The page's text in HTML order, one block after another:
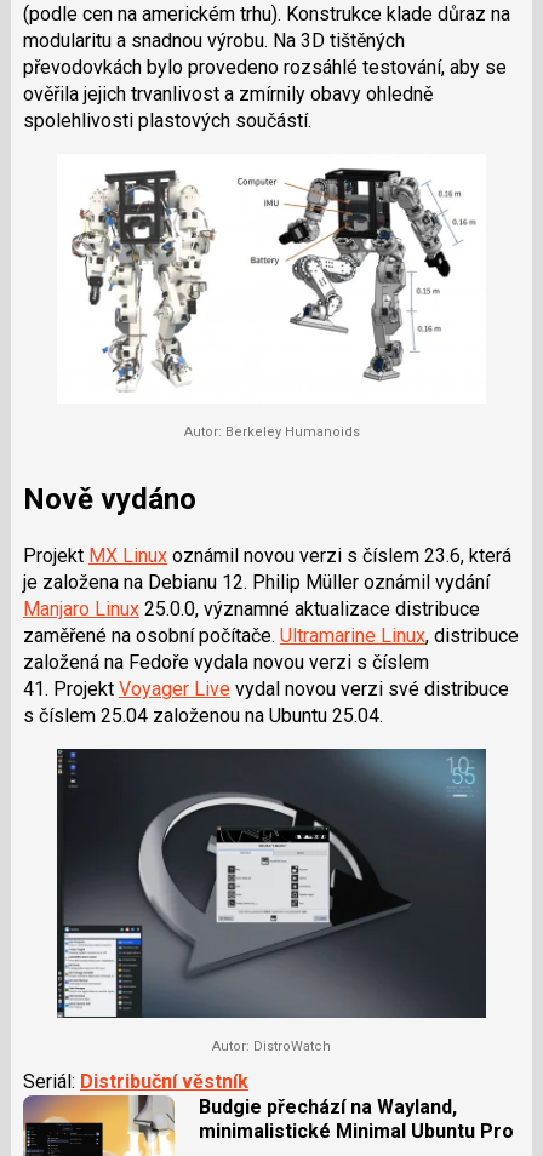
(podle cen na americkém trhu). Konstrukce klade důraz na
modularitu a snadnou výrobu. Na 3D tištěných
převodovkách bylo provedeno rozsáhlé testování, aby se
ověřila jejich trvanlivost a zmírnily obavy ohledně
spolehlivosti plastových součástí.
Autor: Berkeley Humanoids
Nově vydáno
Projekt MX Linuxoznámil novou verzi s číslem 23.6, která
je založena na Debianu 12. Philip Müller oznámil vydání
Manjaro Linux25.0.0, významné aktualizace distribuce
zaměřené na osobní počítače. Ultramarine Linux, distribuce
založená na Fedoře vydala novou verzi s číslem
41. Projekt Voyager Livevydal novou verzi své distribuce
s číslem 25.04 založenou na Ubuntu 25.04.
Autor: DistroWatch
Seriál: Distribuční věstník
Budgie přechází na Wayland,
minimalistické Minimal Ubuntu Pro